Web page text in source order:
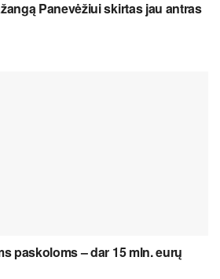
Panevėžiui skirtas jau antras
paskoloms – dar 15 mln. eurų